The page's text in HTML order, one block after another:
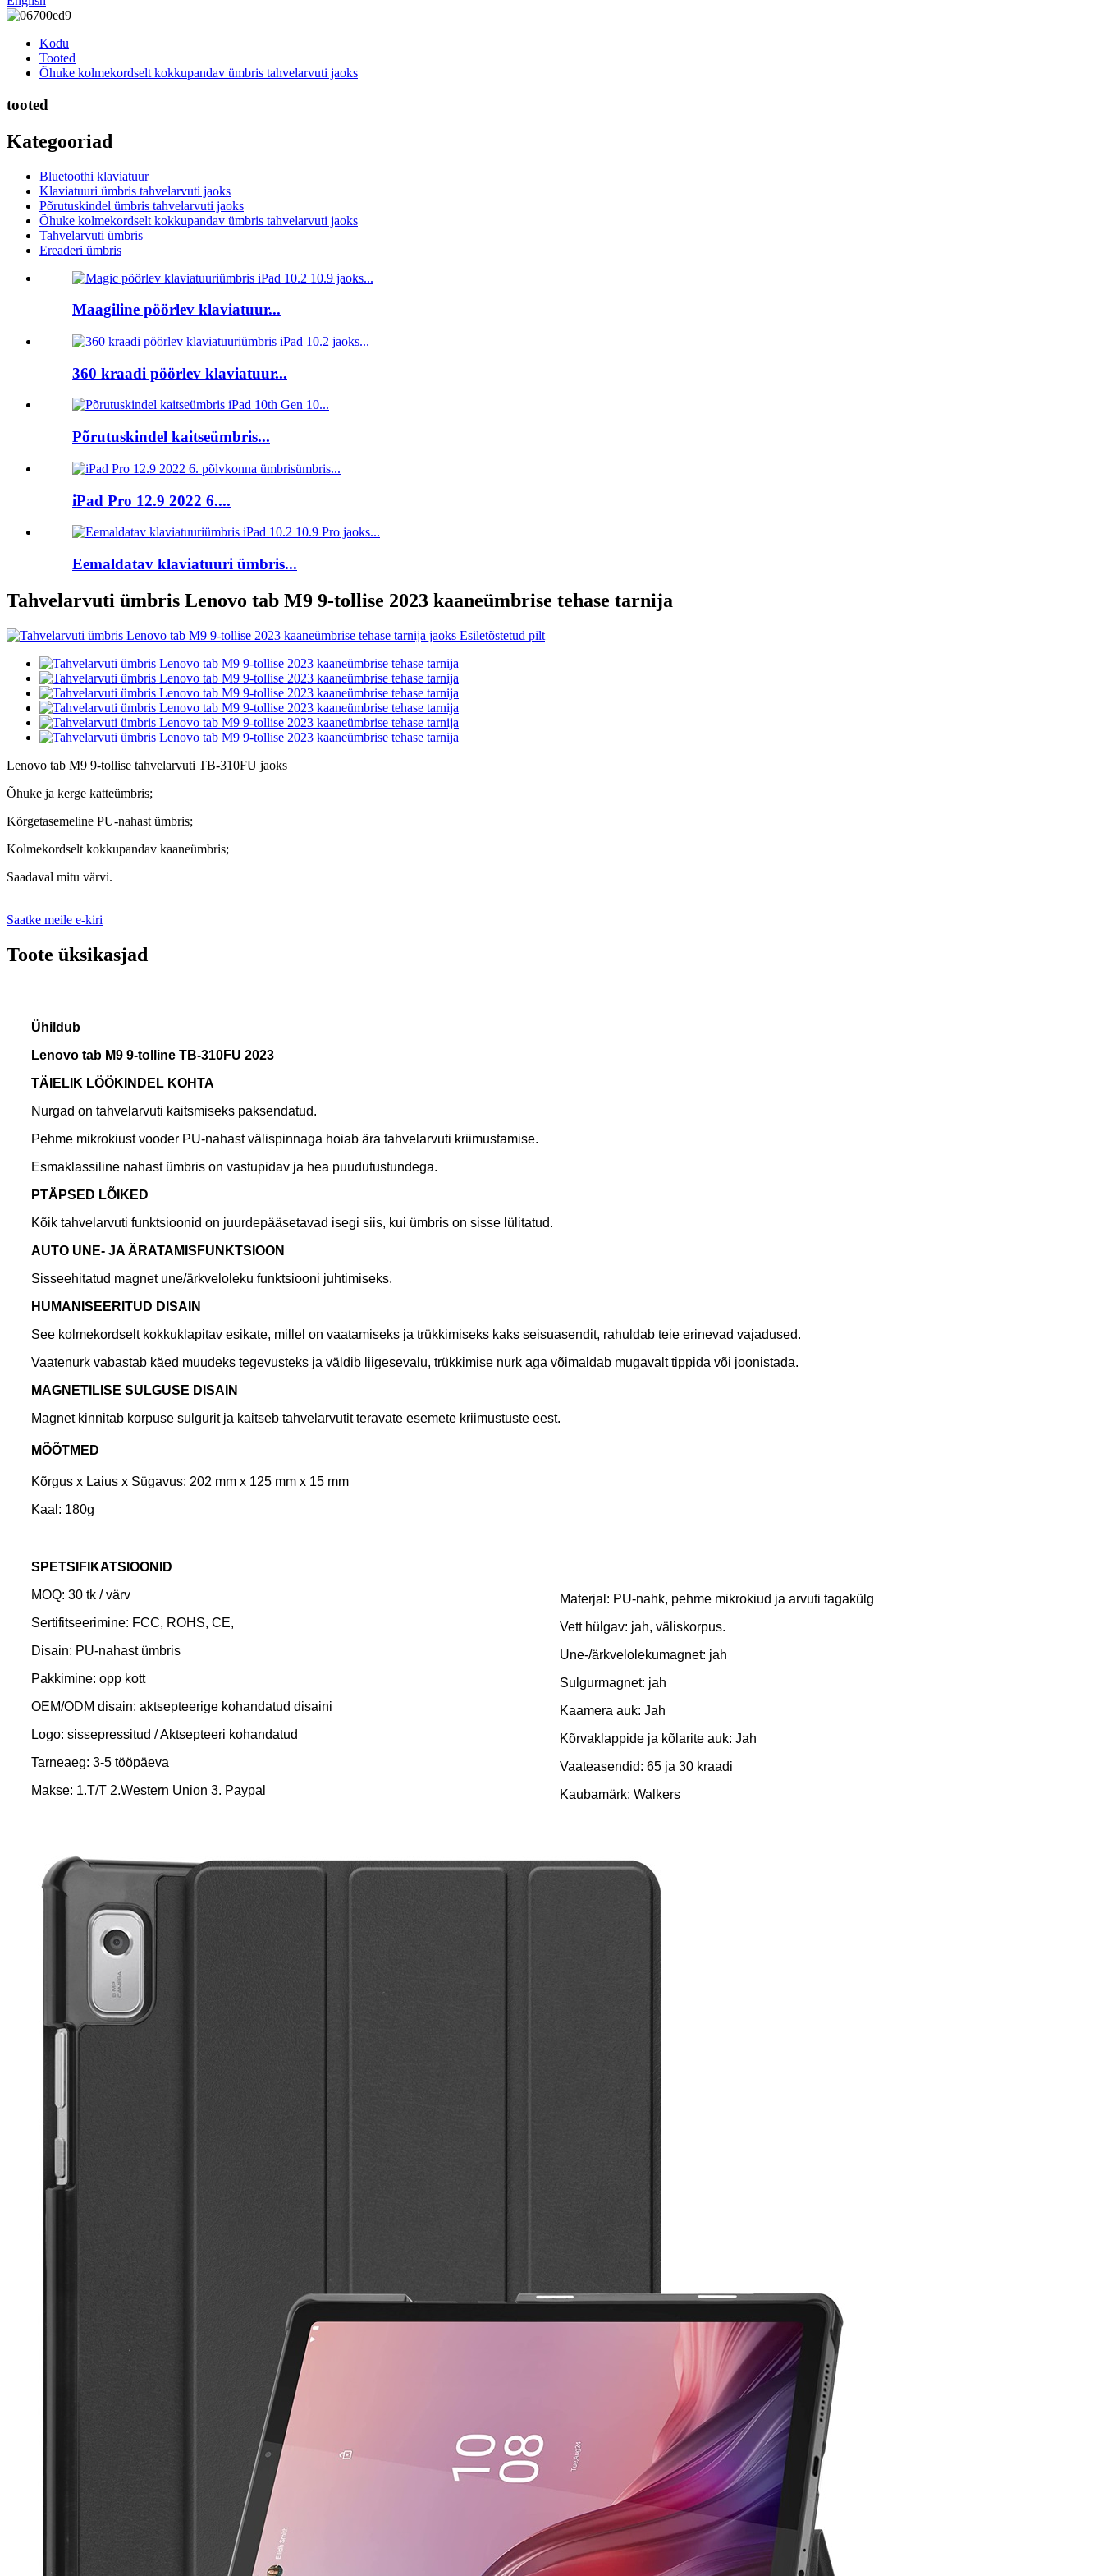
Kodu
Tooted
Õhuke kolmekordselt kokkupandav ümbris tahvelarvuti jaoks
tooted
Kategooriad
Bluetoothi ​​klaviatuur
Klaviatuuri ümbris tahvelarvuti jaoks
Põrutuskindel ümbris tahvelarvuti jaoks
Õhuke kolmekordselt kokkupandav ümbris tahvelarvuti jaoks
Tahvelarvuti ümbris
Ereaderi ümbris
Maagiline pöörlev klaviatuur...
360 kraadi pöörlev klaviatuur...
Põrutuskindel kaitseümbris...
iPad Pro 12.9 2022 6....
Eemaldatav klaviatuuri ümbris...
Tahvelarvuti ümbris Lenovo tab M9 9-tollise 2023 kaaneümbrise tehase tarnija
Lenovo tab M9 9-tollise tahvelarvuti TB-310FU jaoks
Õhuke ja kerge katteümbris;
Kõrgetasemeline PU-nahast ümbris;
Kolmekordselt kokkupandav kaaneümbris;
Saadaval mitu värvi.
Saatke meile e-kiri
Toote üksikasjad
Ühildub
Lenovo tab M9 9-tolline TB-310FU 2023
TÄIELIK LÖÖKINDEL KOHTA
Nurgad on tahvelarvuti kaitsmiseks paksendatud.
Pehme mikrokiust vooder PU-nahast välispinnaga hoiab ära tahvelarvuti kriimustamise.
Esmaklassiline nahast ümbris on vastupidav ja hea puudutustundega.
PTÄPSED LÕIKED
Kõik tahvelarvuti funktsioonid on juurdepääsetavad isegi siis, kui ümbris on sisse lülitatud.
AUTO UNE- JA ÄRATAMISFUNKTSIOON
Sisseehitatud magnet une/ärkveloleku funktsiooni juhtimiseks.
H UMANISEERITUD DISAIN
See kolmekordselt kokkuklapitav esikate, millel on vaatamiseks ja trükkimiseks kaks seisuasendit, rahuldab teie erinevad vajadused.
Vaatenurk vabastab käed muudeks tegevusteks ja väldib liigesevalu, trükkimise nurk aga võimaldab mugavalt tippida või joonistada.
MAGNETILISE SULGUSE DISAIN
Magnet kinnitab korpuse sulgurit ja kaitseb tahvelarvutit teravate esemete kriimustuste eest.
MÕÕTMED
Kõrgus x Laius x Sügavus: 202 mm x 125 mm x 15 mm
Kaal: 180g
SPETSIFIKATSIOONID
MOQ: 30 tk / värv
Sertifitseerimine: FCC, ROHS, CE,
Disain: PU-nahast ümbris
Pakkimine: opp kott
OEM/ODM disain: aktsepteerige kohandatud disaini
Logo: sissepressitud / Aktsepteeri kohandatud
Tarneaeg: 3-5 tööpäeva
Makse: 1.T/T 2.Western Union 3. Paypal
Materjal: PU-nahk, pehme mikrokiud ja arvuti tagakülg
Vett hülgav: jah, väliskorpus.
Une-/ärkvelolekumagnet: jah
Sulgurmagnet: jah
Kaamera auk: Jah
Kõrvaklappide ja kõlarite auk: Jah
Vaateasendid: 65 ja 30 kraadi
Kaubamärk: Walkers